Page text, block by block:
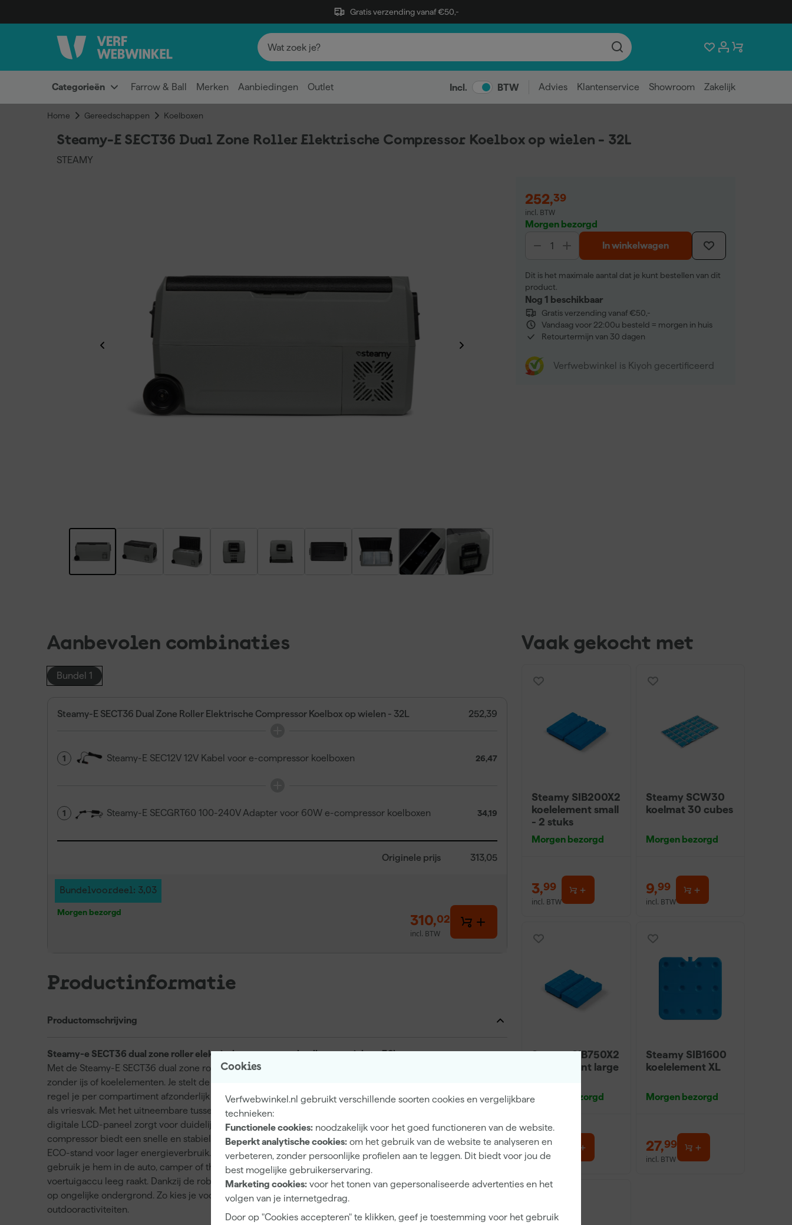
Gratis verzending vanaf €50,-
Categorieën Farrow & Ball Merken Aanbiedingen Outlet Incl. BTW Advies Klantenservice Showroom Zakelijk
Home Gereedschappen Koelboxen
Cookies
Verfwebwinkel.nl gebruikt verschillende soorten cookies en vergelijkbare
technieken:
Functionele cookies: noodzakelijk voor het goed functioneren van de website.
Beperkt analytische cookies: om het gebruik van de website te analyseren en
verbeteren, zonder persoonlijke profielen aan te leggen. Dit biedt voor jou de
best mogelijke gebruikerservaring.
Marketing cookies: voor het tonen van gepersonaliseerde advertenties en het
volgen van je internetgedrag.
Door op "Cookies accepteren" te klikken, geef je toestemming voor het gebruik
Steamy-E SECT36 Dual Zone Roller Elektrische Compressor Koelbox op wielen - 32L
STEAMY
252,39
incl. BTW
Morgen bezorgd
In winkelwagen
Dit is het maximale aantal dat je kunt bestellen van dit
product.
Nog 1 beschikbaar
Gratis verzending vanaf €50,-
Vandaag voor 22:00u besteld = morgen in huis
Retourtermijn van 30 dagen
Verfwebwinkel is Kiyoh gecertificeerd
Aanbevolen combinaties
Bundel 1
Steamy-E SECT36 Dual Zone Roller Elektrische Compressor Koelbox op wielen - 32L 252,39
1 Steamy-E SEC12V 12V Kabel voor e-compressor koelboxen 26,47
1 Steamy-E SECGRT60 100-240V Adapter voor 60W e-compressor koelboxen 34,19
Originele prijs 313,05
Bundelvoordeel: 3,03
Morgen bezorgd
310,02
incl. BTW
Productinformatie
Productomschrijving
Steamy-e SECT36 dual zone roller elektrische compressor koelbox op wielen - 32l
Met de Steamy-E SECT36 dual zone roller elektrische compressor koelbox op wielen - 32L koel of vries je
zonder ijs of koelelementen. Je stelt de temperatuur in van -20°C tot 20°C. Dankzij de dual zone indeling
regel je per compartiment afzonderlijk de temperatuur. Zo gebruik je één vak als koelruimte en het andere
als vriesvak. Met het uitneembare tussenstuk gebruik je de koelbox ook als één groot compartiment. Het
digitale LCD-paneel zorgt voor duidelijke bediening en toont de actuele temperatuur. De krachtige
compressor biedt een snelle en stabiele koeling. Je kiest tussen de MAX-stand voor snelle afkoeling of de
ECO-stand voor lager energieverbruik. De koelbox werkt op 12/24V DC en op 100–240V AC. Daardoor
gebruik je hem in de auto, camper of thuis. De drie niveaus van accubescherming helpen voorkomen dat de
voertuigaccu leeg raakt. Dankzij de robuuste wielen en stevige handgrepen verplaats je hem eenvoudig, ook
op ongelijke ondergrond. Zo kies je voor flexibele en betrouwbare koeling tijdens reizen, werk of
outdooractiviteiten.
Vaak gekocht met
Steamy SIB200X2
koelelement small
- 2 stuks
Morgen bezorgd
3,99
incl. BTW
Steamy SCW30
koelmat 30 cubes
Morgen bezorgd
9,99
incl. BTW
Steamy SIB750X2
koelelement large
Morgen bezorgd
9,99
incl. BTW
Steamy SIB1600
koelelement XL
Morgen bezorgd
27,99
incl. BTW